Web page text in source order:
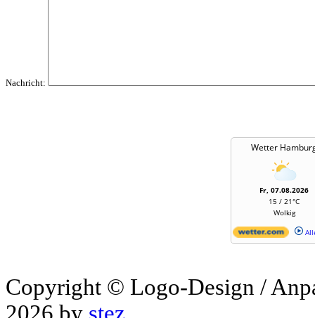
Nachricht:
Wetter
Fr, 07.08.2026
15 / 21°C
Wolkig
Copyright © Logo-Design /